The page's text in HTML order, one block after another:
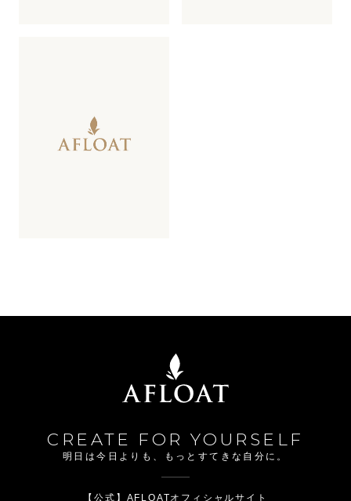
CREATE FOR YOURSELF
明日は今日よりも、もっとすてきな自分に。
【公式】AFLOATオフィシャルサイト